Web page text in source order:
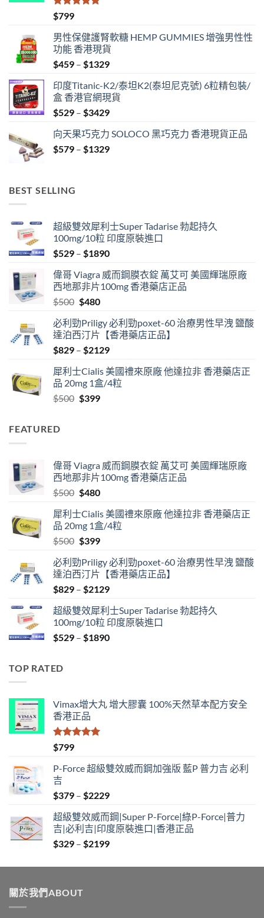
評分
滿分 5
$799
男性保健護腎軟糖 HEMP GUMMIES 增強男性性
功能 香港現貨
$459 – $1329Price
$459
through
$1329
印度Titanic-K2/泰坦K2(泰坦尼克號) 6粒精包裝/
盒 香港官網現貨
$529 – $3429Price
$529
through
向天果巧克力 SOLOCO 黑巧克力 香港現貨正品
$579 – $1329Price
BEST SELLING
超級雙效犀利士Super Tadarise 勃起持久
100mg/10粒 印度原裝進口
$529 – $1890Price
$529
through
偉哥 Viagra 威而鋼膜衣錠 萬艾可 美國輝瑞原廠
西地那非片100mg 香港藥店正品
$500 Original
was:
$500.
$480Current
is:
$480.
必利勁Priligy 必利勁poxet-60 治療男性早洩 鹽酸
達泊西汀片【香港藥店正品】
$829 – $2129Price
$829
through
犀利士Cialis 美國禮來原廠 他達拉非 香港藥店正
品 20mg 1盒/4粒
$500 Original
$399Current
FEATURED
偉哥 Viagra 威而鋼膜衣錠 萬艾可 美國輝瑞原廠
西地那非片100mg 香港藥店正品
$500 Original
was:
$500.
$480Current
is:
$480.
犀利士Cialis 美國禮來原廠 他達拉非 香港藥店正
品 20mg 1盒/4粒
$500 Original
was:
$500.
$399Current
is:
$399.
必利勁Priligy 必利勁poxet-60 治療男性早洩 鹽酸
達泊西汀片【香港藥店正品】
$829 – $2129Price
$829
through
$2129
超級雙效犀利士Super Tadarise 勃起持久
100mg/10粒 印度原裝進口
$529 – $1890Price
TOP RATED
Vimax增大丸 增大膠囊 100%天然草本配方安全
香港正品
評分
滿分 5
$799
P-Force 超級雙效威而鋼加強版 藍P 普力吉 必利
吉
$379 – $2229Price
$379
through
$2229
超級雙效威而鋼|Super P-Force|綠P-Force|普力
吉|必利吉|印度原裝進口|香港正品
$329 – $2199Price
$329
關於我們ABOUT